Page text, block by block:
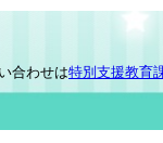
合わせは特別支援教育